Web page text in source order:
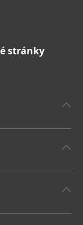
stránky